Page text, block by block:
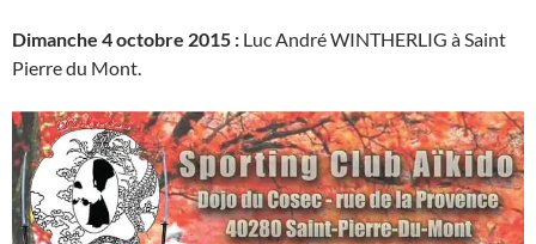
Dimanche 4 octobre 2015 : Luc André WINTHERLIG à Saint
Pierre du Mont.